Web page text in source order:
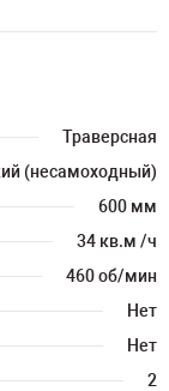
Траверсная
(несамоходный)
600 мм
34 кв.м /ч
460 об/мин
Нет
Нет
2